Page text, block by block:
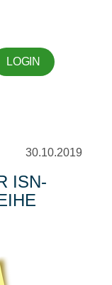
LOGIN
30.10.2019
ISN-